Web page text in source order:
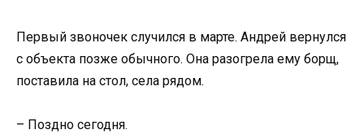
Первый звоночек случился в марте. Андрей вернулся
с объекта позже обычного. Она разогрела ему борщ,
поставила на стол, села рядом.
– Поздно сегодня.